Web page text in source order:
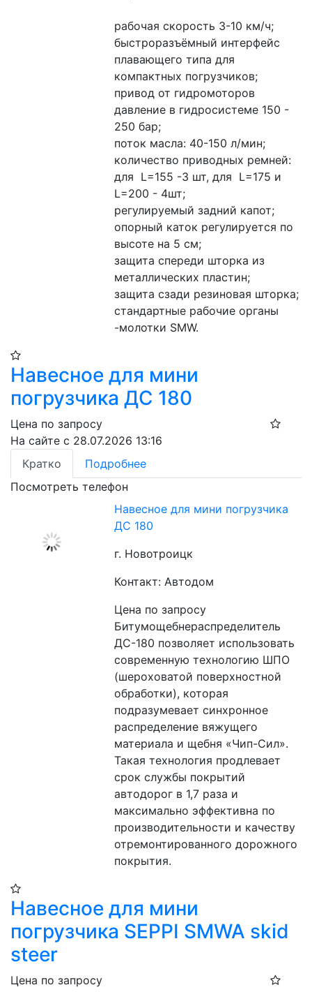
рабочая скорость 3-10 км/ч;
быстроразъёмный интерфейс
плавающего типа для
компактных погрузчиков;
привод от гидромоторов
давление в гидросистеме 150 -
250 бар;
поток масла: 40-150 л/мин;
количество приводных ремней:
для  L=155 -3 шт, для  L=175 и
L=200 - 4шт;
регулируемый задний капот;
опорный каток регулируется по
высоте на 5 см;
защита спереди шторка из
металлических пластин;
защита сзади резиновая шторка;
стандартные рабочие органы
-молотки SMW.
Навесное для мини
погрузчика ДС 180
Цена по запросу
На сайте с 28.07.2026 13:16
Кратко
Подробнее
Посмотреть телефон
Навесное для мини погрузчика
ДС 180
г. Новотроицк
Контакт: Автодом
Цена по запросу
Битумощебнераспределитель
ДС-180 позволяет использовать
современную технологию ШПО
(шероховатой поверхностной
обработки), которая
подразумевает синхронное
распределение вяжущего
материала и щебня «Чип-Сил».
Такая технология продлевает
срок службы покрытий
автодорог в 1,7 раза и
максимально эффективна по
производительности и качеству
отремонтированного дорожного
покрытия.
Навесное для мини
погрузчика SEPPI SMWA skid
steer
Цена по запросу